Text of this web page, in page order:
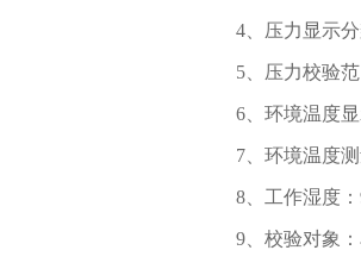
4、压力显示
5、压力校验
6、环境温度
7、环境温度
8、工作湿度
9、校验对象